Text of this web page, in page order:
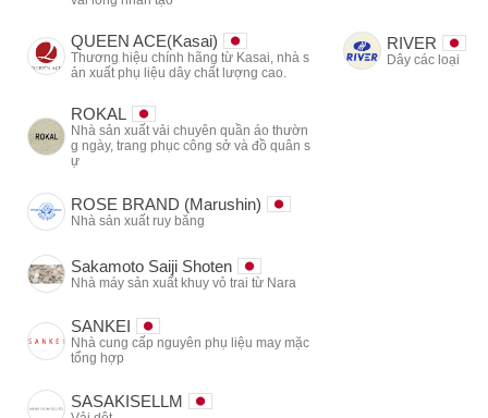
QUEEN ACE(Kasai)
Thương hiệu chính hãng từ Kasai, nhà s
ản xuất phụ liệu dây chất lượng cao.
RIVER
Dây các loại
ROKAL
Nhà sản xuất vải chuyên quần áo thườn
g ngày, trang phục công sở và đồ quân s
ự
ROSE BRAND (Marushin)
Nhà sản xuất ruy băng
Sakamoto Saiji Shoten
Nhà máy sản xuất khuy vỏ trai từ Nara
SANKEI
Nhà cung cấp nguyên phụ liệu may mặc
tổng hợp
SASAKISELLM